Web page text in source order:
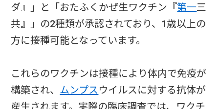
ダ』」と「おたふくかぜ生ワクチン『第一三
共』」の2種類が承認されており、1歳以上の
方に接種可能となっています。
これらのワクチンは接種により体内で免疫が
構築され、 ムンプスウイルスに対する抗体が